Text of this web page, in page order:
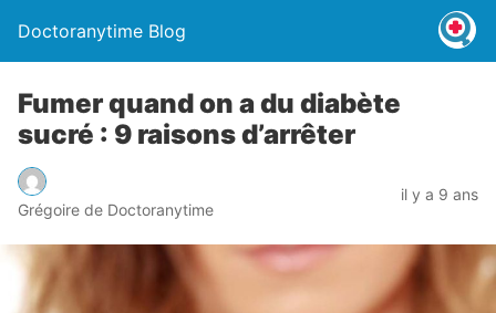
Doctoranytime Blog
Fumer quand on a du diabète
sucré : 9 raisons d’arrêter
Grégoire de Doctoranytime
il y a 9 ans